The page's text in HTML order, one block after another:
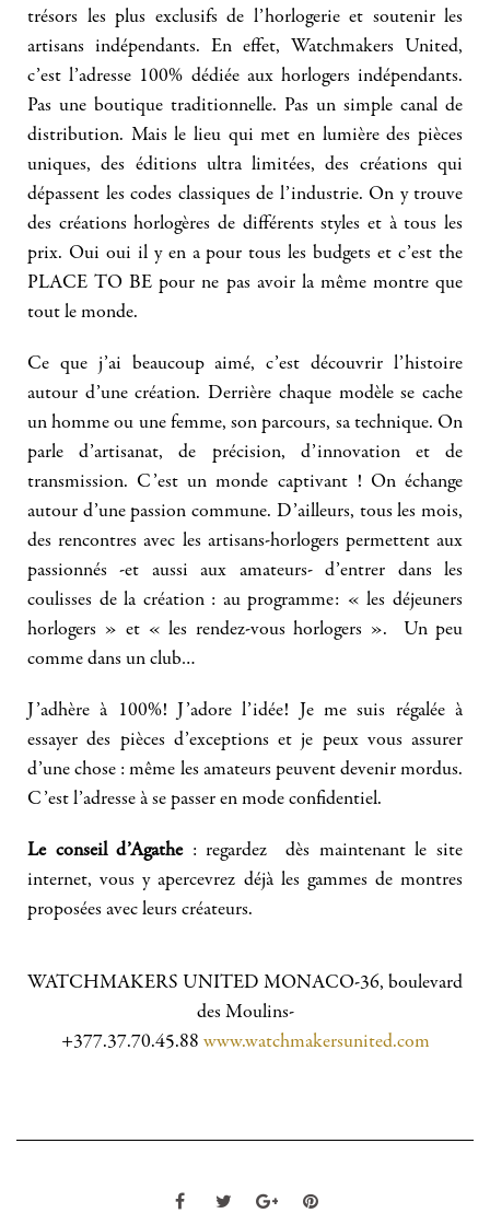
trésors les plus exclusifs de l’horlogerie et soutenir les
artisans indépendants. En effet, Watchmakers United,
c’est l’adresse 100% dédiée aux horlogers indépendants.
Pas une boutique traditionnelle. Pas un simple canal de
distribution. Mais le lieu qui met en lumière des pièces
uniques, des éditions ultra limitées, des créations qui
dépassent les codes classiques de l’industrie. On y trouve
des créations horlogères de différents styles et à tous les
prix. Oui oui il y en a pour tous les budgets et c’est the
PLACE TO BE pour ne pas avoir la même montre que
tout le monde.
Ce que j’ai beaucoup aimé, c’est découvrir l’histoire
autour d’une création. Derrière chaque modèle se cache
un homme ou une femme, son parcours, sa technique. On
parle d’artisanat, de précision, d’innovation et de
transmission. C’est un monde captivant ! On échange
autour d’une passion commune. D’ailleurs, tous les mois,
des rencontres avec les artisans-horlogers permettent aux
passionnés -et aussi aux amateurs- d’entrer dans les
coulisses de la création : au programme: « les déjeuners
horlogers » et « les rendez-vous horlogers ». Un peu
comme dans un club…
J’adhère à 100%! J’adore l’idée! Je me suis régalée à
essayer des pièces d’exceptions et je peux vous assurer
d’une chose : même les amateurs peuvent devenir mordus.
C’est l’adresse à se passer en mode confidentiel.
Le conseil d’Agathe: regardez dès maintenant le site
internet, vous y apercevrez déjà les gammes de montres
proposées avec leurs créateurs.
WATCHMAKERS UNITED MONACO-36, boulevard
des Moulins-
+377.37.70.45.88 www.watchmakersunited.com